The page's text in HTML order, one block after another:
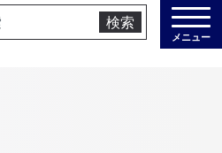
検索
メニュー